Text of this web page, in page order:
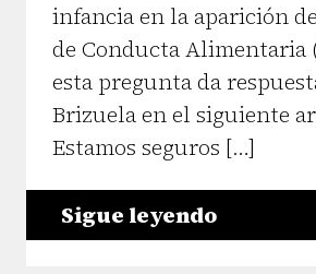
infancia en la aparición
de Conducta Alimentaria
esta pregunta da
Brizuela en el siguiente
Estamos seguros […]
Sigue leyendo